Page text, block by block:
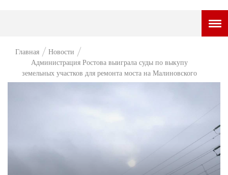
НОВОСТИ
ХАЙП
Главная
Новости
Администрация Ростова выиграла суды по выкупу
земельных участков для ремонта моста на Малиновского